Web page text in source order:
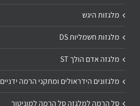
מלגזות היגש
מלגזות חשמליות DS
מלגזה אדם הולך ST
מלגזונים הידראולים ומתקני הרמה ידניים
סל הרמה למלגזה סל הרמה למוניטור